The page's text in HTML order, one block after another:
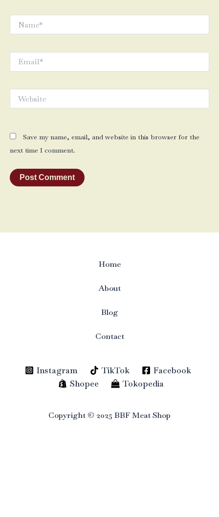
Save my name, email, and website in this browser for the
next time I comment.
Home
About
Blog
Contact
Instagram TikTok
Facebook
Shopee
Tokopedia
Copyright © 2025 BBF Meat Shop